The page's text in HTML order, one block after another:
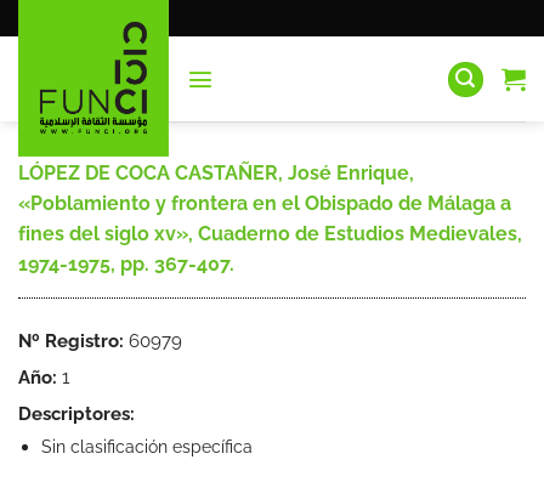
al
LÓPEZ DE COCA CASTAÑER, José Enrique,
«Poblamiento y frontera en el Obispado de Málaga a
fines del siglo xv», Cuaderno de Estudios Medievales,
1974-1975, pp. 367-407.
Nº Registro: 60979
Año: 1
Descriptores:
Sin clasificación específica